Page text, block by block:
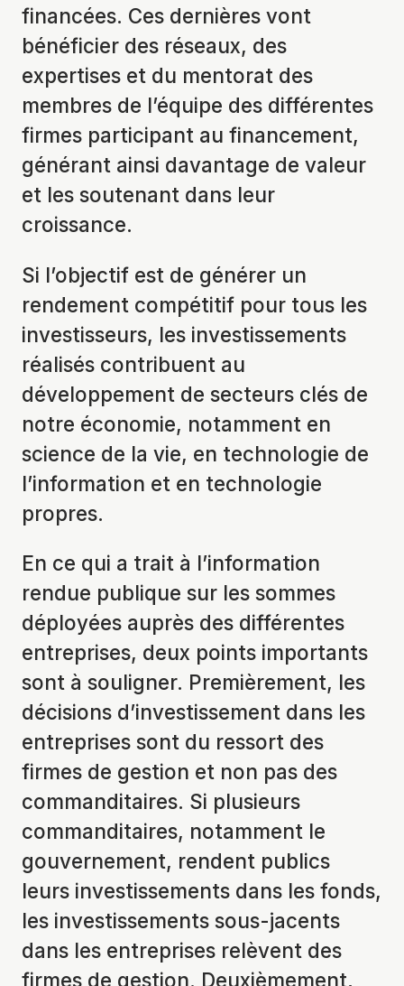
financées. Ces dernières vont
bénéficier des réseaux, des
expertises et du mentorat des
membres de l’équipe des différentes
firmes participant au financement,
générant ainsi davantage de valeur
et les soutenant dans leur
croissance.
Si l’objectif est de générer un
rendement compétitif pour tous les
investisseurs, les investissements
réalisés contribuent au
développement de secteurs clés de
notre économie, notamment en
science de la vie, en technologie de
l’information et en technologie
propres.
En ce qui a trait à l’information
rendue publique sur les sommes
déployées auprès des différentes
entreprises, deux points importants
sont à souligner. Premièrement, les
décisions d’investissement dans les
entreprises sont du ressort des
firmes de gestion et non pas des
commanditaires. Si plusieurs
commanditaires, notamment le
gouvernement, rendent publics
leurs investissements dans les fonds,
les investissements sous-jacents
dans les entreprises relèvent des
firmes de gestion. Deuxièmement,